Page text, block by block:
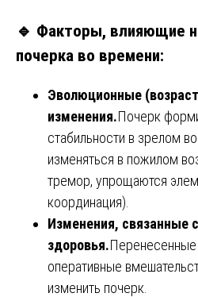
🔹 Факторы, влияющие
почерка во времени:
Эволюционные
изменения.Почерк
стабильности в зрелом
изменяться в пожилом
тремор, упрощаются
координация).
Изменения, связанные
здоровья.Перенесенные
оперативные
изменить почерк.